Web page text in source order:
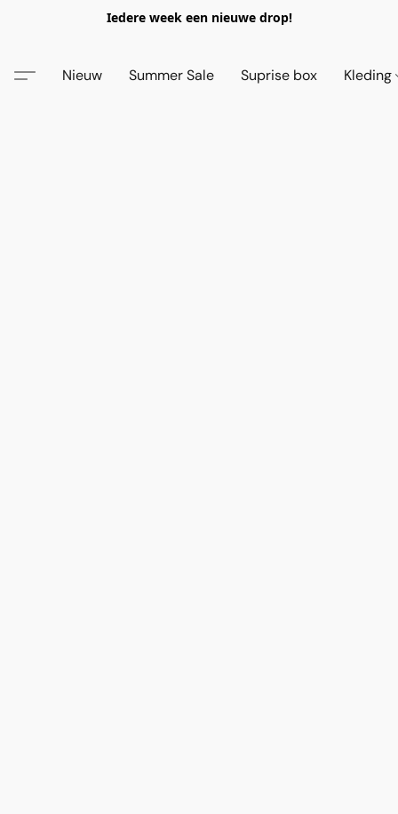
Iedere week een nieuwe drop!
Nieuw Summer Sale Suprise box Kleding